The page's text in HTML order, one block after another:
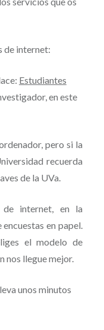
de internet:
Estudiantes
en este
pero si la
recuerda
de la UVa.
internet, en la
en papel.
el modelo de
nos llegue mejor.
unos minutos